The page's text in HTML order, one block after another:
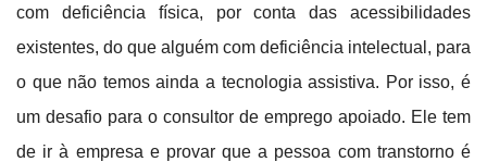
com deficiência física, por conta das acessibilidades
existentes, do que alguém com deficiência intelectual, para
o que não temos ainda a tecnologia assistiva. Por isso, é
um desafio para o consultor de emprego apoiado. Ele tem
de ir à empresa e provar que a pessoa com transtorno é